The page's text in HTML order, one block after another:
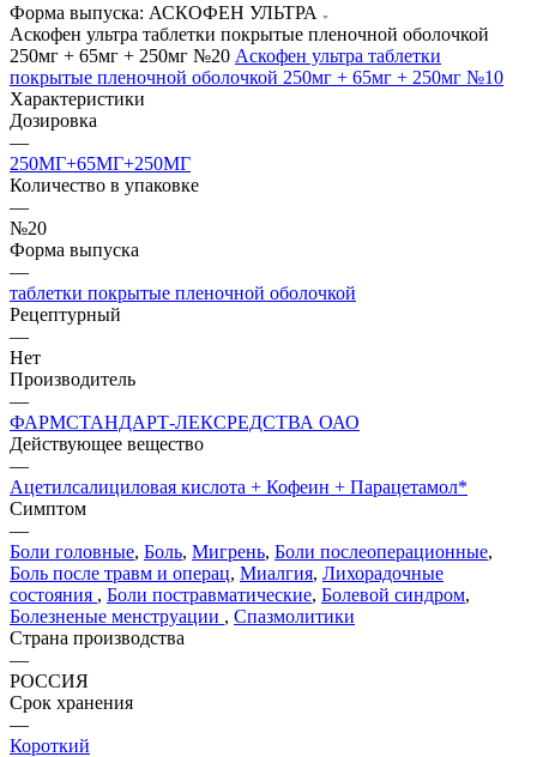
Форма выпуска: АСКОФЕН УЛЬТРА
Аскофен ультра таблетки покрытые пленочной оболочкой
250мг + 65мг + 250мг №20 Аскофен ультра таблетки
покрытые пленочной оболочкой 250мг + 65мг + 250мг №10
Характеристики
Дозировка
—
250МГ+65МГ+250МГ
Количество в упаковке
—
№20
Форма выпуска
—
таблетки покрытые пленочной оболочкой
Рецептурный
—
Нет
Производитель
—
ФАРМСТАНДАРТ-ЛЕКСРЕДСТВА ОАО
Действующее вещество
—
Ацетилсалициловая кислота + Кофеин + Парацетамол*
Симптом
—
Боли головные, Боль, Мигрень, Боли послеоперационные,
Боль после травм и операц, Миалгия, Лихорадочные
состояния , Боли постравматические, Болевой синдром,
Болезненые менструации , Спазмолитики
Страна производства
—
РОССИЯ
Срок хранения
—
Короткий